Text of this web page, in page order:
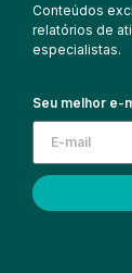
Conteúdos
relatórios de
especialistas.
Seu melhor e-